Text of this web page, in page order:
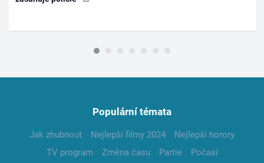
Populární témata
Jak zhubnout Nejlepší filmy 2024
Nejlepší horory
TV program
Změna času Partie
Počasí